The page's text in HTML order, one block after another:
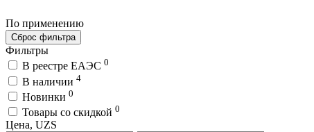
По применению
Сброс фильтра
Фильтры
В реестре ЕАЭС 0
В наличии 4
Новинки 0
Товары со скидкой 0
Цена, UZS